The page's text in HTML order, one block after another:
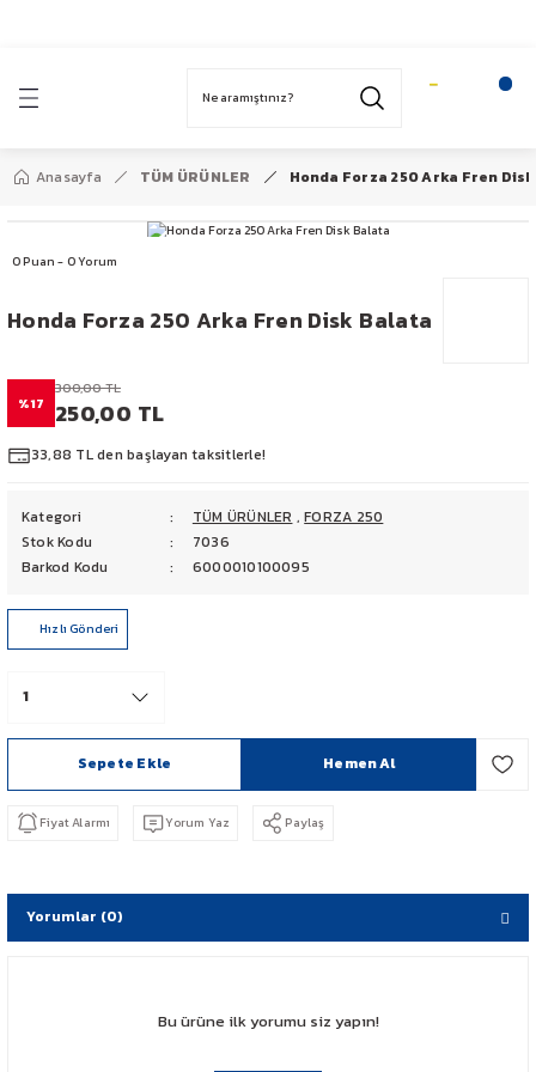
HONDA
ALPHA 110
PCX 125-150
CB 125 F
NX 500
YAMAHA
MT 25 -R 25
BAJAJ
SYM
Anasayfa TÜM ÜRÜNLER Honda Forza 250 Arka Fren
0 Puan - 0 Yorum
Honda Forza 250 Arka Fren Disk Balata
%17
300,00 TL
250,00 TL
33,88 TL den başlayan taksitlerle!
Kategori TÜM ÜRÜNLER ,FORZA 250
Stok Kodu
7036
Barkod Kodu
6000010100095
Hızlı Gönderi
Sepete Ekle Hemen Al
Fiyat Alarmı Yorum Yaz Paylaş
Yorumlar (0)
Bu ürüne ilk yorumu siz yapın!